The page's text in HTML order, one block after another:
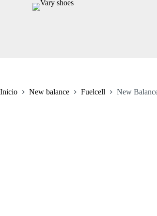
o
n
Inicio New balance Fuelcell New